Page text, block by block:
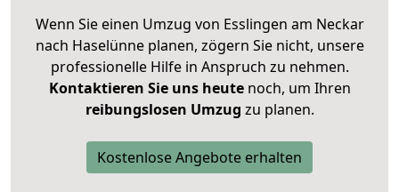
Wenn Sie einen Umzug von Esslingen am Neckar
nach Haselünne planen, zögern Sie nicht, unsere
professionelle Hilfe in Anspruch zu nehmen.
Kontaktieren Sie uns heutenoch, um Ihren
reibungslosen Umzug zu planen.
Kostenlose Angebote erhalten